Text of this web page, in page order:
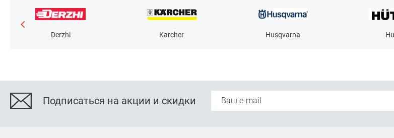
Derzhi Karcher Husqvarna
Подписаться на акции и скидки